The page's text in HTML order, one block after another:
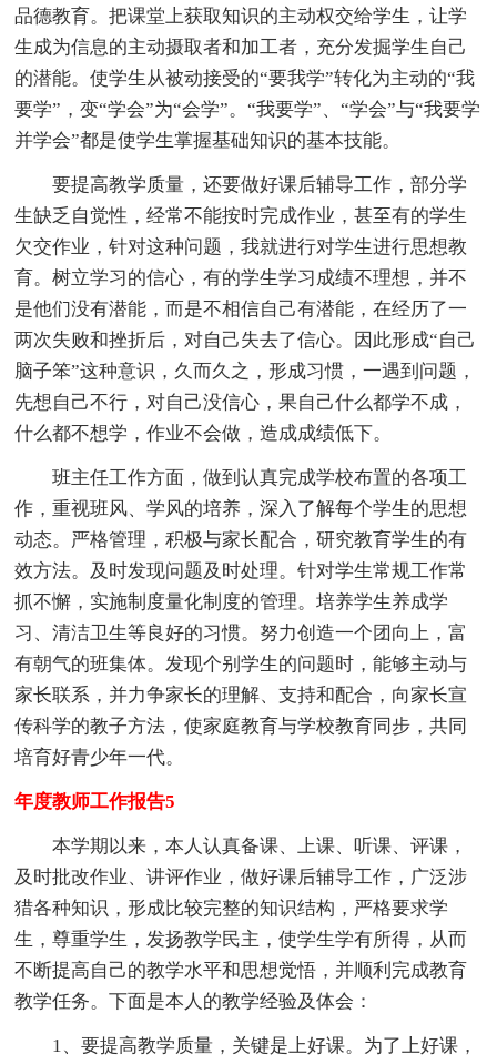
品德教育。把课堂上获取知识的主动权交给学生，让学
生成为信息的主动摄取者和加工者，充分发掘学生自己
的潜能。使学生从被动接受的“要我学”转化为主动的“我
要学”，变“学会”为“会学”。“我要学”、“学会”与“我要学
并学会”都是使学生掌握基础知识的基本技能。
要提高教学质量，还要做好课后辅导工作，部分学
生缺乏自觉性，经常不能按时完成作业，甚至有的学生
欠交作业，针对这种问题，我就进行对学生进行思想教
育。树立学习的信心，有的学生学习成绩不理想，并不
是他们没有潜能，而是不相信自己有潜能，在经历了一
两次失败和挫折后，对自己失去了信心。因此形成“自己
脑子笨”这种意识，久而久之，形成习惯，一遇到问题，
先想自己不行，对自己没信心，果自己什么都学不成，
什么都不想学，作业不会做，造成成绩低下。
班主任工作方面，做到认真完成学校布置的各项工
作，重视班风、学风的培养，深入了解每个学生的思想
动态。严格管理，积极与家长配合，研究教育学生的有
效方法。及时发现问题及时处理。针对学生常规工作常
抓不懈，实施制度量化制度的管理。培养学生养成学
习、清洁卫生等良好的习惯。努力创造一个团向上，富
有朝气的班集体。发现个别学生的问题时，能够主动与
家长联系，并力争家长的理解、支持和配合，向家长宣
传科学的教子方法，使家庭教育与学校教育同步，共同
培育好青少年一代。
年度教师工作报告5
本学期以来，本人认真备课、上课、听课、评课，
及时批改作业、讲评作业，做好课后辅导工作，广泛涉
猎各种知识，形成比较完整的知识结构，严格要求学
生，尊重学生，发扬教学民主，使学生学有所得，从而
不断提高自己的教学水平和思想觉悟，并顺利完成教育
教学任务。下面是本人的教学经验及体会：
1、要提高教学质量，关键是上好课。为了上好课，